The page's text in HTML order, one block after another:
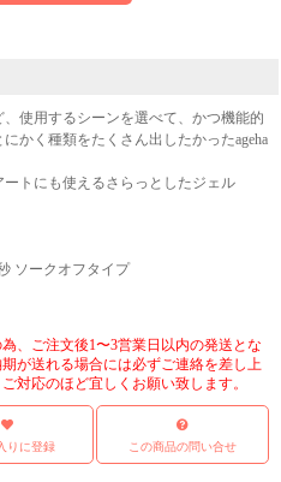
使用するシーンを選べて、かつ機能的
かく種類をたくさん出したかったageha
トにも使えるさらっとしたジェル
ソークオフタイプ
、ご注文後1〜3営業日以内の発送とな
が送れる場合には必ずご連絡を差し上
対応のほど宜しくお願い致します。
りに登録 この商品の問い合せ